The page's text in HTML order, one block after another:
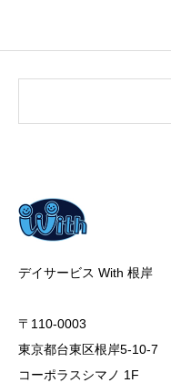
デイサービス With 根岸
〒110-0003
東京都台東区根岸5-10-7
コーポラスシマノ 1F